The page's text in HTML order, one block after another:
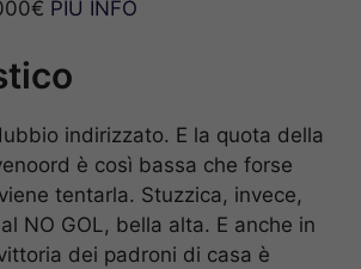
PIÙ INFO
indirizzato. E la quota della
è così bassa che forse
tentarla. Stuzzica, invece,
NO GOL, bella alta. E anche in
dei padroni di casa è